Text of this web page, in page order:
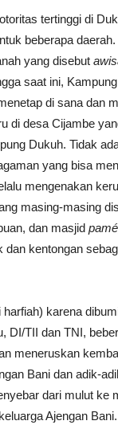
tertinggi di
beberapa
yang disebut
saat ini,
di sana dan
di desa Cijambe
Dukuh. Tidak
yang bisa
mengenakan
masing-masing
dan masjid
kentongan
karena
DI/TII dan TNI,
meneruskan
Bani dan adik-
dari mulut ke
Ajengan